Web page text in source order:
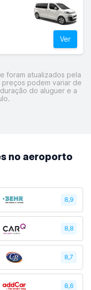
Ver
foram atualizados pela
podem variar de
do aluguer e a
no aeroporto
8,9
8,8
8,7
8,6